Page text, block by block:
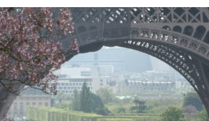
площадок
7, 2026
Панамский канал вновь
ограничивает загрузку
судов из-за дефицита
пресной воды
6, 2026